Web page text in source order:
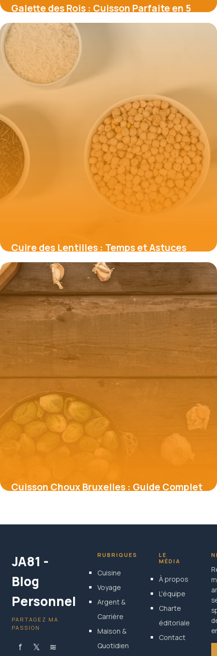
Galette des Rois : Cuisson Parfaite en 5
Étapes
23 mai 2026
Cuire des Lentilles : Temps et Astuces
Parfaites
22 mai 2026
Cuisson Choux Bruxelles : Guide Complet
JA81 -
Blog
Personnel
PARTAGEZ MA
PASSION
f 𝕏 ≋
RUBRIQUES
Cuisine
Voyage
Argent &
Carrière
Maison &
Quotidien
LE
MÉDIA
À propos
L'équipe
Charte
éditoriale
Contact